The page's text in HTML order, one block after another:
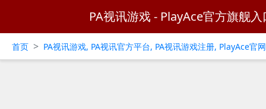
PA视讯游戏 - PlayAce官方旗舰入
首页 > PA视讯游戏, PA视讯官方平台, PA视讯游戏注册, PlayAce官